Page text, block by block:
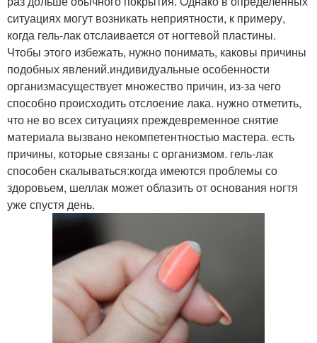
ситуациях могут возникать неприятности, к примеру,
когда гель-лак отслаивается от ногтевой пластины.
Чтобы этого избежать, нужно понимать, каковы причины
подобных явлений.индивидуальные особенности
организмасуществует множество причин, из-за чего
способно происходить отслоение лака. нужно отметить,
что не во всех ситуациях преждевременное снятие
материала вызвано некомпетентностью мастера. есть
причины, которые связаны с организмом. гель-лак
способен скалываться:когда имеются проблемы со
здоровьем, шеллак может облазить от основания ногтя
уже спустя день.